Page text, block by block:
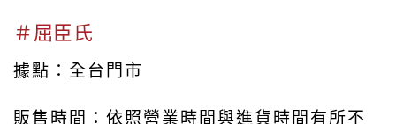
＃屈臣氏
據點：全台門市
販售時間：依照營業時間與進貨時間有所不